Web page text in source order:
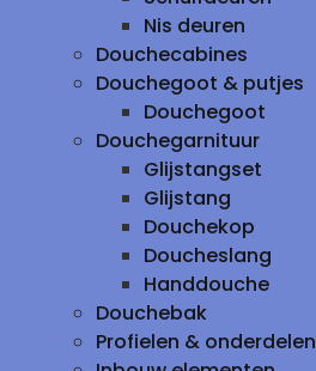
Nis deuren
Douchecabines
Douchegoot & putjes
Douchegoot
Douchegarnituur
Glijstangset
Glijstang
Douchekop
Doucheslang
Handdouche
Douchebak
Profielen & onderdelen